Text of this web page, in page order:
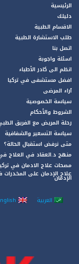
الرئيسية
دليلك
الاقسام الطبية
طلب الاستشارة الطبية
اتصل بنا
اسئلة واجوبة
انظم الى كادر الأطباء
افضل مستشفى في تركيا
آراء المرضى
سياسة الخصوصية
الشروط والأحكام
رحلة المريض مع الفريق
سياسة التسعير والشفافية
متى نرفض استقبال الحالة؟
منهج د.العقاد في العلاج
مصحات علاج الادمان في
علاج الإدمان على
الإدمان
العربية